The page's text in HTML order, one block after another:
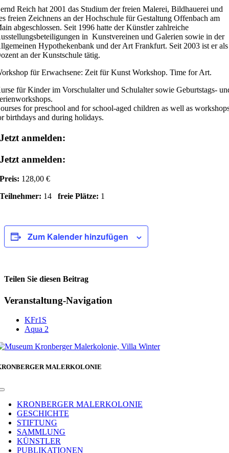
Reich hat 2001 das Studium der freien Malerei, Bildhauerei und
freien Zeichnens an der Hochschule für Gestaltung Offenbach am
abgeschlossen. Seit 1996 hatte der Künstler zahlreiche
in Kunstvereinen und Galerien sowie in der
Hypothekenbank und der Art Frankfurt. Seit 2003 ist er als
an der Kunstschule tätig.
für Erwachsene: Zeit für Kunst Workshop. Time for Art.
für Kinder im Vorschulalter und Schulalter sowie Geburtstags-
for preschool and for school-aged children as well as
birthdays and during holidays.
Jetzt anmelden:
Jetzt anmelden:
Preis: 128,00 €
Teilnehmer: 14freie Plätze: 1
Zum Kalender hinzufügen
Teilen Sie diesen Beitrag
Facebook
Veranstaltung-Navigation
KFr1S
Aqua 2
MALERKOLONIE
Toggle
NavigationKRONBERGER MALERKOLONIE
GESCHICHTE
STIFTUNG
SAMMLUNG
KÜNSTLER
PUBLIKATIONEN